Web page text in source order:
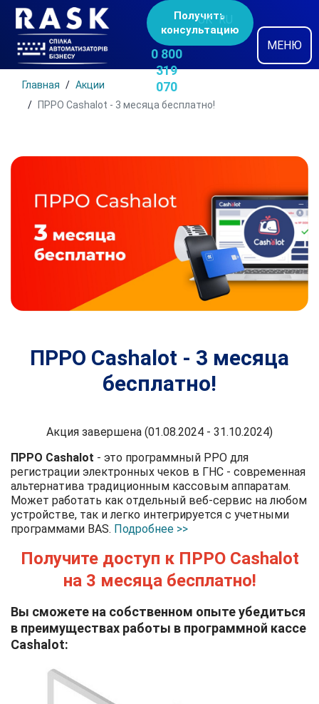
Получить
консультацию
0 800
319
070
UK RU
МЕНЮ
Главная
Акции
ПРРО Cashalot - 3 месяца бесплатно!
ПРРО Cashalot - 3 месяца
бесплатно!
Акция завершена (01.08.2024 - 31.10.2024)
ПРРО Cashalot - это программный РРО для
регистрации электронных чеков в ГНС - современная
альтернатива традиционным кассовым аппаратам.
Может работать как отдельный веб-сервис на любом
устройстве, так и легко интегрируется с учетными
программами BAS. Подробнее >>
Получите доступ к ПРРО Cashalot
на 3 месяца бесплатно!
Вы сможете на собственном опыте убедиться
в преимуществах работы в программной кассе
Cashalot: